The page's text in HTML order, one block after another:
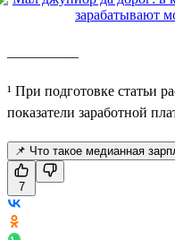
¹ При подготовке статьи
показатели заработной
📌 Что такое медианная
7